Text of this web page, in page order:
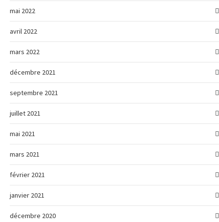
mai 2022
avril 2022
mars 2022
décembre 2021
septembre 2021
juillet 2021
mai 2021
mars 2021
février 2021
janvier 2021
décembre 2020